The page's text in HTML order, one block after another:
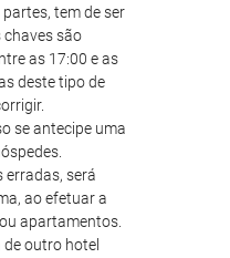
tem de ser
chaves são
as 17:00 e as
deste tipo de
se antecipe uma
será
ao efetuar a
apartamentos.
outro hotel